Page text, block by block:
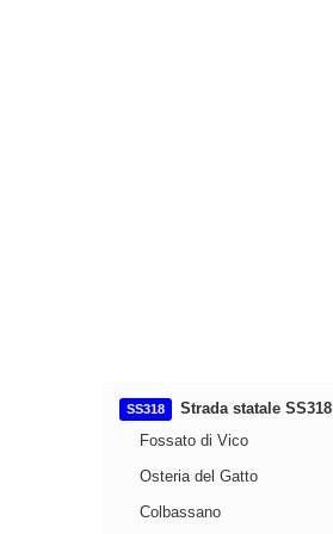
SS318
Strada statale SS318
Fossato di Vico
Osteria del Gatto
Colbassano